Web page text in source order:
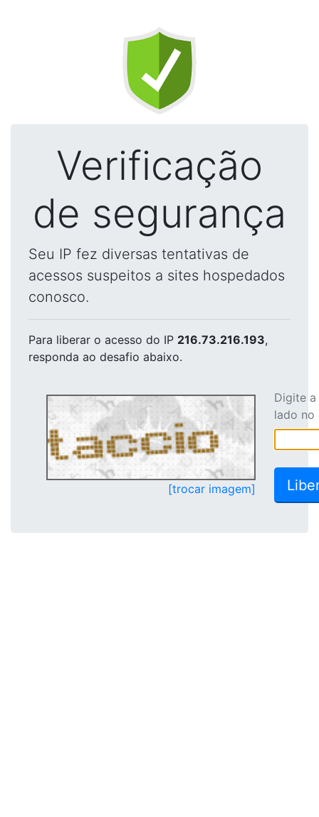
Verificação
de segurança
Seu IP fez diversas tentativas de
acessos suspeitos a sites hospedados
conosco.
Para liberar o acesso do IP 216.73.216.193,
responda ao desafio abaixo.
[trocar imagem]
Digite
lado no